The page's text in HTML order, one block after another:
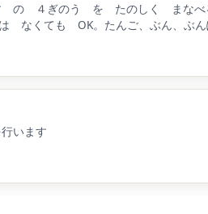
４ぎのう を たのしく まなべ
なくても OK。たんご、ぶん、ぶん
かぞえかた、カレンダーのよみかた
す。
います